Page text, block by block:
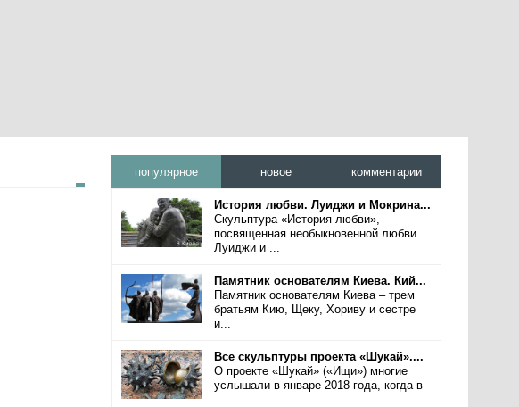
популярное новое комментарии
История любви. Луиджи и Мокрина...
Скульптура «История любви»,
посвященная необыкновенной любви
Луиджи и ...
Памятник основателям Киева. Кий...
Памятник основателям Киева – трем
братьям Кию, Щеку, Хориву и сестре
и...
Все скульптуры проекта «Шукай»....
О проекте «Шукай» («Ищи») многие
услышали в январе 2018 года, когда в
...